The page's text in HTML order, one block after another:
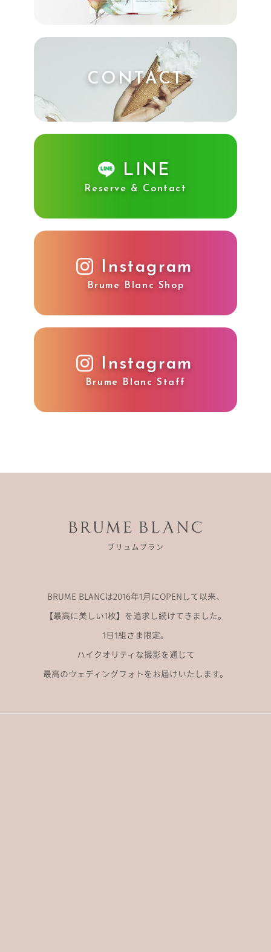
CONTACT
LINE
Reserve & Contact
Instagram
Brume Blanc Shop
Instagram
Brume Blanc Staff
BRUME BLANCは2016年1月にOPENして以来、
【最高に美しい1枚】を追求し続けてきました。
1日1組さま限定。
ハイクオリティな撮影を通じて
最高のウェディングフォトをお届けいたします。